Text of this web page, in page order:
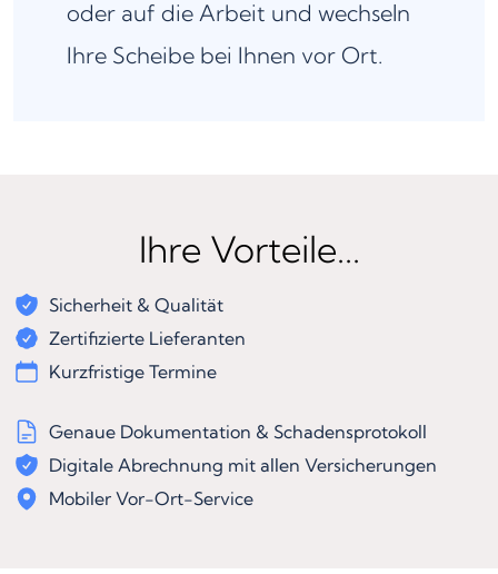
oder auf die Arbeit und wechseln
Ihre Scheibe bei Ihnen vor Ort.
Ihre Vorteile...
Sicherheit & Qualität
Zertifizierte Lieferanten
Kurzfristige Termine
Genaue Dokumentation & Schadensprotokoll
Digitale Abrechnung mit allen Versicherungen
Mobiler Vor-Ort-Service